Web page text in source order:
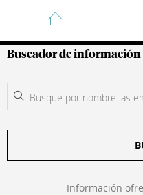
Guía de
Buscador de información
Información